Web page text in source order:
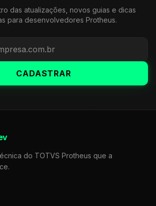
das atualizações, novos guias e dicas
para desenvolvedores Protheus.
CADASTRAR
do TOTVS Protheus que a